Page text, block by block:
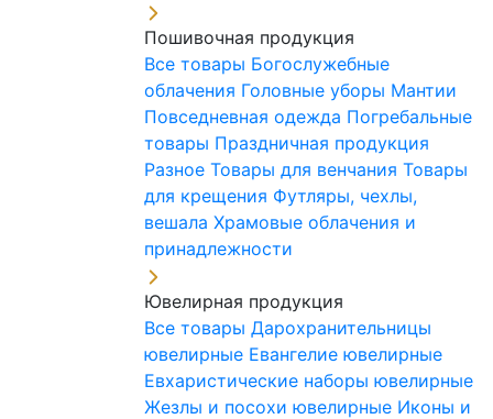
Пошивочная продукция
Все товары Богослужебные
облачения Головные уборы Мантии
Повседневная одежда Погребальные
товары Праздничная продукция
Разное Товары для венчания Товары
для крещения Футляры, чехлы,
вешала Храмовые облачения и
принадлежности
Ювелирная продукция
Все товары Дарохранительницы
ювелирные Евангелие ювелирные
Евхаристические наборы ювелирные
Жезлы и посохи ювелирные Иконы и